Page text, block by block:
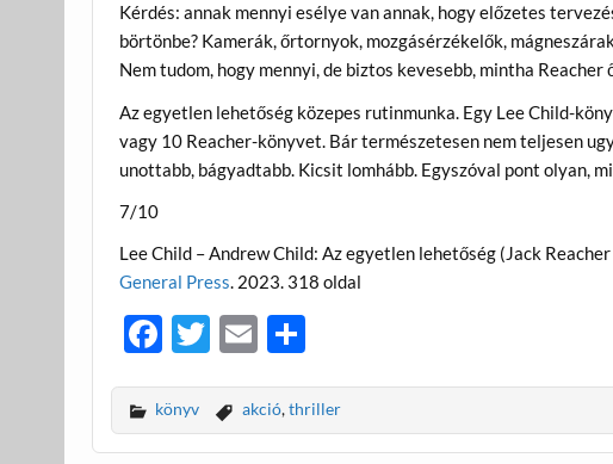
Kérdés: annak mennyi esélye van annak, hogy előzetes
börtönbe? Kamerák, őrtornyok, mozgásérzékelők,
Nem tudom, hogy mennyi, de biztos kevesebb, mintha
Az egyetlen lehetőség közepes rutinmunka. Egy Lee Child-
vagy 10 Reacher-könyvet. Bár természetesen nem teljesen
unottabb, bágyadtabb. Kicsit lomhább. Egyszóval pont olyan,
7/10
Lee Child – Andrew Child: Az egyetlen lehetőség (Jack
General Press. 2023. 318 oldal
F
e
b
T
itt
er
E
ail za
m
könyv akció,thriller